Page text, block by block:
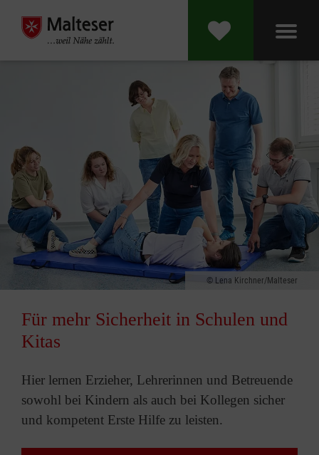
Lena Kirchner/Malteser
Für mehr Sicherheit in Schulen und
Kitas
Hier lernen Erzieher, Lehrerinnen und Betreuende
sowohl bei Kindern als auch bei Kollegen sicher
und kompetent Erste Hilfe zu leisten.